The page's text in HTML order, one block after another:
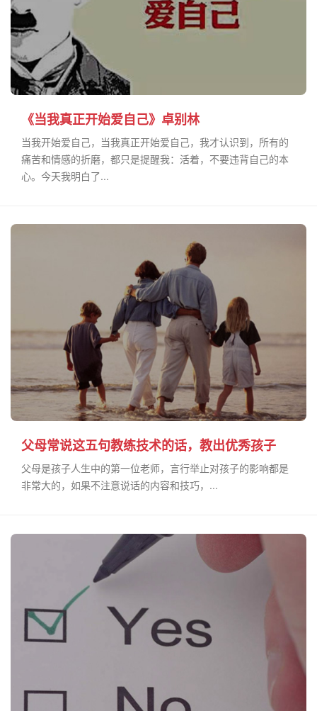
《当我真正开始爱自己》卓别林
当我开始爱自己，当我真正开始爱自己，我才认识到，所有的
痛苦和情感的折磨，都只是提醒我：活着，不要违背自己的本
心。今天我明白了...
父母常说这五句教练技术的话，教出优秀孩子
父母是孩子人生中的第一位老师，言行举止对孩子的影响都是
非常大的，如果不注意说话的内容和技巧，...